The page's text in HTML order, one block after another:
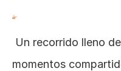
momentos